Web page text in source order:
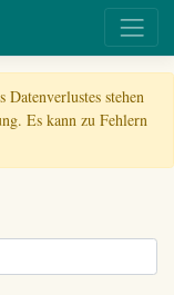
stehen
Es kann zu Fehlern